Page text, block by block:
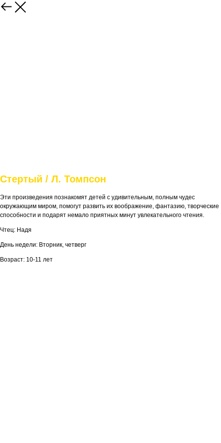
Стертый / Л. Томпсон
Эти произведения познакомят детей с удивительным, полным чудес
окружающим миром, помогут развить их воображение, фантазию, творческие
способности и подарят немало приятных минут увлекательного чтения.
Чтец: Надя
День недели: Вторник, четверг
Возраст: 10-11 лет